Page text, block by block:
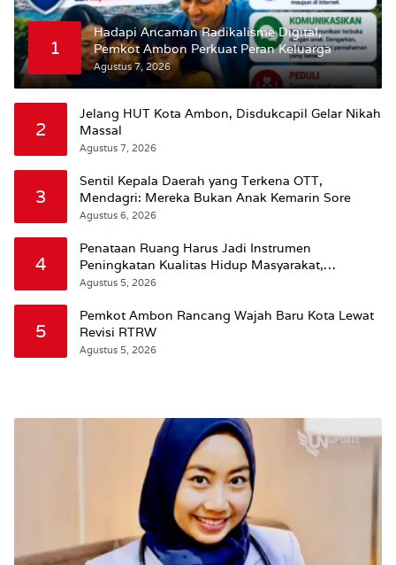
1
Hadapi Ancaman Radikalisme Digital,
Pemkot Ambon Perkuat Peran Keluarga
Agustus 7, 2026
2
Jelang HUT Kota Ambon, Disdukcapil Gelar Nikah
Massal
Agustus 7, 2026
3
Sentil Kepala Daerah yang Terkena OTT,
Mendagri: Mereka Bukan Anak Kemarin Sore
Agustus 6, 2026
4
Penataan Ruang Harus Jadi Instrumen
Peningkatan Kualitas Hidup Masyarakat,
Wattimena: Revisi RT-RW Ditetapkan Pemkot
Agustus 5, 2026
5
Pemkot Ambon Rancang Wajah Baru Kota Lewat
Revisi RTRW
Agustus 5, 2026